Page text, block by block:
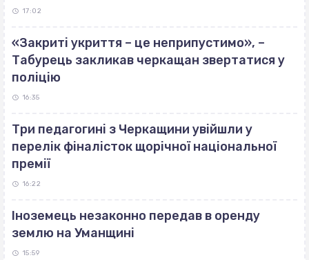
17:02
«Закриті укриття – це неприпустимо», –
Табурець закликав черкащан звертатися у
поліцію
16:35
Три педагогині з Черкащини увійшли у
перелік фіналісток щорічної національної
премії
16:22
Іноземець незаконно передав в оренду
землю на Уманщині
15:59